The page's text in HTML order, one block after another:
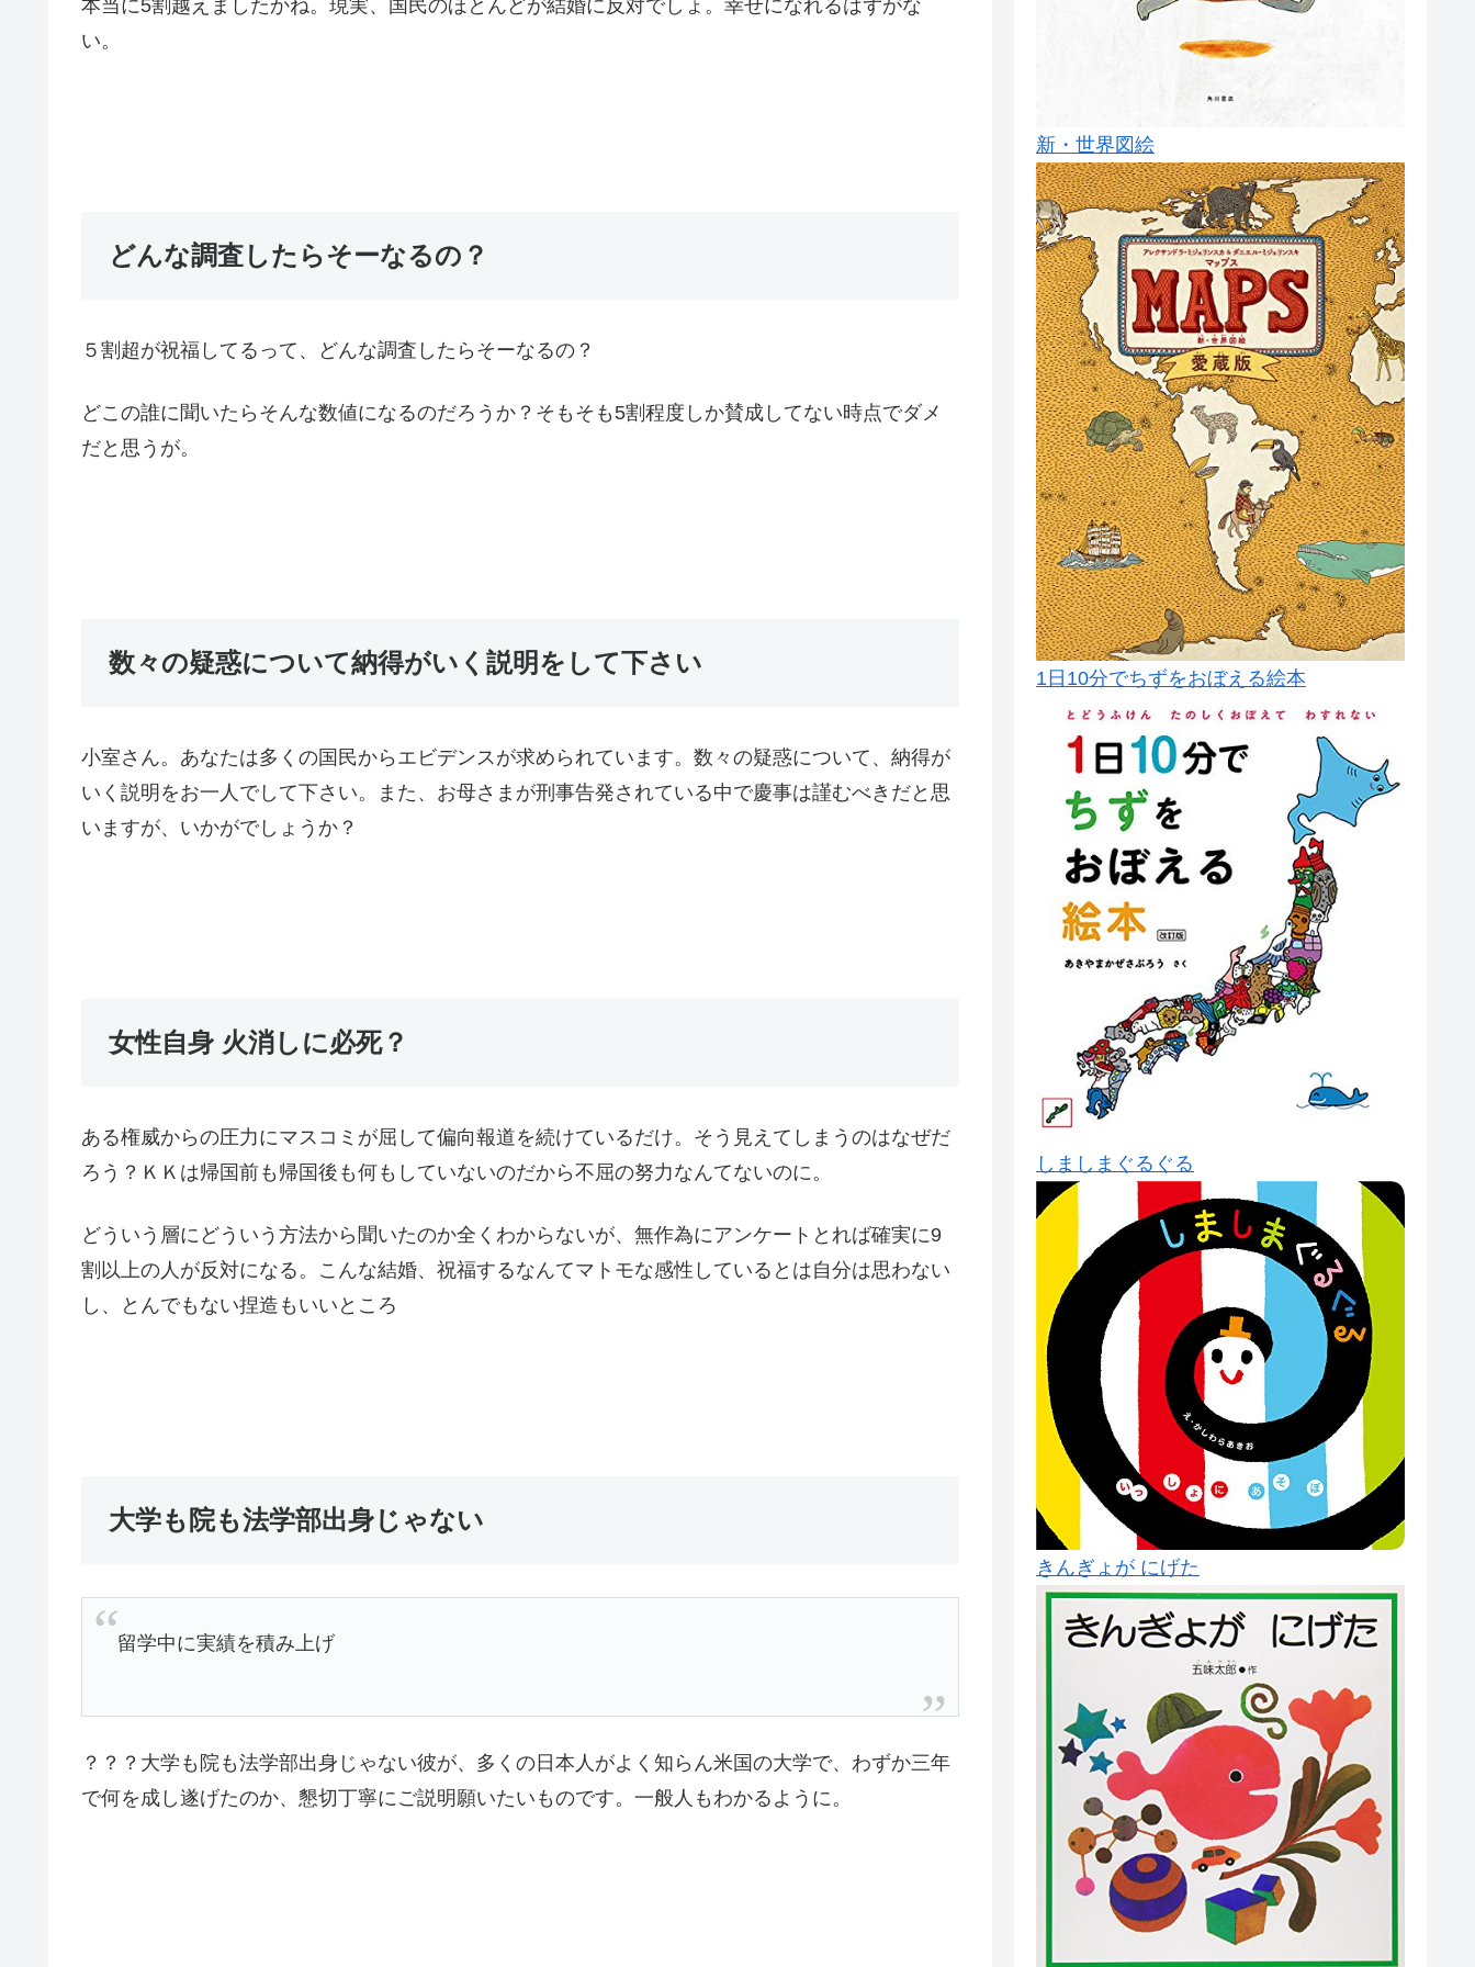
本当に5割越えましたかね。現実、国民のほとんどが結婚に反対でしょ。幸せになれるはずがな
い。
どんな調査したらそーなるの？
５割超が祝福してるって、どんな調査したらそーなるの？
どこの誰に聞いたらそんな数値になるのだろうか？そもそも5割程度しか賛成してない時点でダメ
だと思うが。
数々の疑惑について納得がいく説明をして下さい
小室さん。あなたは多くの国民からエビデンスが求められています。数々の疑惑について、納得が
いく説明をお一人でして下さい。また、お母さまが刑事告発されている中で慶事は謹むべきだと思
いますが、いかがでしょうか？
女性自身 火消しに必死？
ある権威からの圧力にマスコミが屈して偏向報道を続けているだけ。そう見えてしまうのはなぜだ
ろう？ＫＫは帰国前も帰国後も何もしていないのだから不屈の努力なんてないのに。
どういう層にどういう方法から聞いたのか全くわからないが、無作為にアンケートとれば確実に9
割以上の人が反対になる。こんな結婚、祝福するなんてマトモな感性しているとは自分は思わない
し、とんでもない捏造もいいところ
大学も院も法学部出身じゃない
留学中に実績を積み上げ
？？？大学も院も法学部出身じゃない彼が、多くの日本人がよく知らん米国の大学で、わずか三年
で何を成し遂げたのか、懇切丁寧にご説明願いたいものです。一般人もわかるように。
新・世界図絵
1日10分でちずをおぼえる絵本
しましまぐるぐる
きんぎょが にげた